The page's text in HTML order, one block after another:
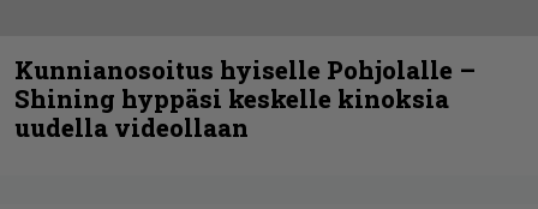
Kunnianosoitus hyiselle Pohjolalle –
Shining hyppäsi keskelle kinoksia
uudella videollaan